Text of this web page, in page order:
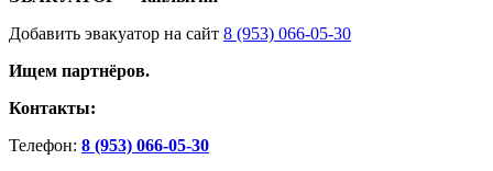
Добавить эвакуатор на сайт 8 (953) 066-05-30
Ищем партнёров.
Контакты:
Телефон: 8 (953) 066-05-30